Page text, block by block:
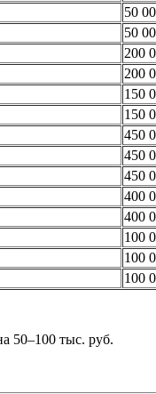
50
50
200
200
150
150
450
450
450
400
400
100
100
100
50–100 тыс. руб.